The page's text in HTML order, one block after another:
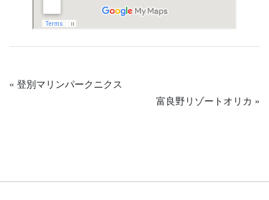
« 登別マリンパークニクス
富良野リゾートオリカ »